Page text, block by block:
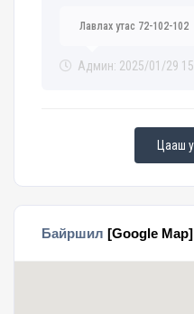
Лавлах утас 72-102-102
Админ: 2025/01/29
Цааш
Байршил [Google Map]